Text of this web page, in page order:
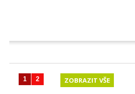
ZOBRAZIT VŠE
1 2